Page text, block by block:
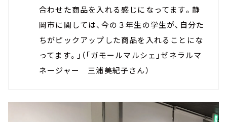
合わせた商品を入れる感じになってます。静
岡市に関しては、今の３年生の学生が、自分た
ちがピックアップした商品を入れることにな
ってます。」（「ガモールマルシェ」ゼネラルマ
ネージャー 三浦美紀子さん）